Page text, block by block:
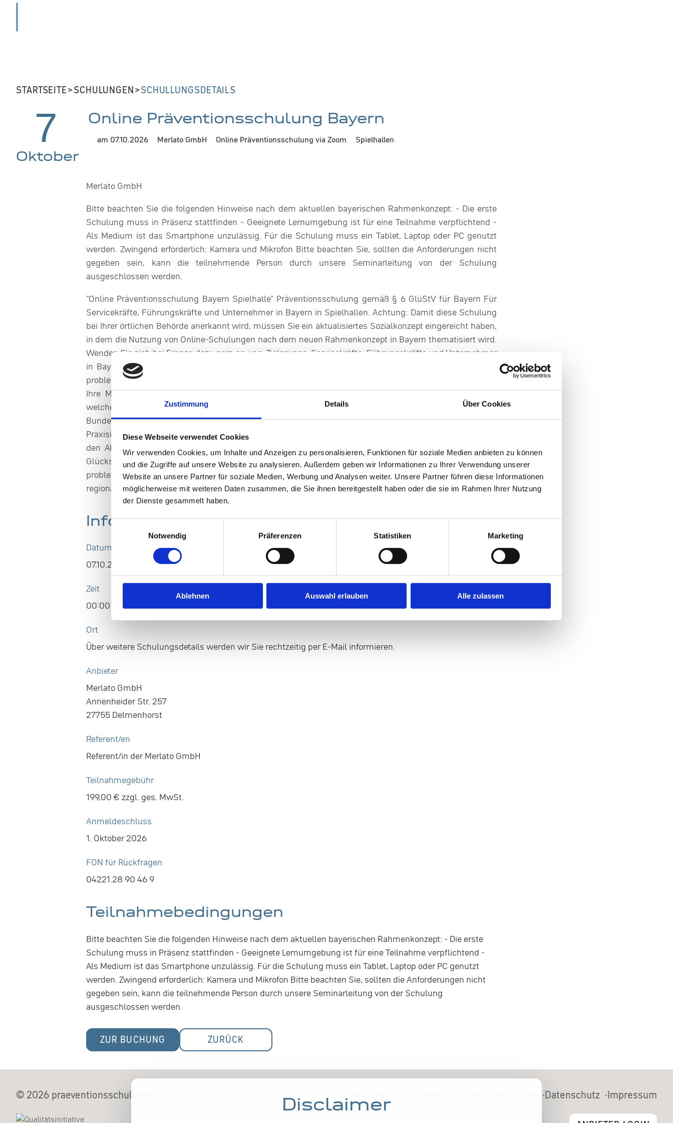
Zustimmung Details Über Cookies
Diese Webseite verwendet Cookies
Wir verwenden Cookies, um Inhalte und Anzeigen zu personalisieren, Funktionen für soziale Medien anbieten zu können
und die Zugriffe auf unsere Website zu analysieren. Außerdem geben wir Informationen zu Ihrer Verwendung unserer
Website an unsere Partner für soziale Medien, Werbung und Analysen weiter. Unsere Partner führen diese Informationen
möglicherweise mit weiteren Daten zusammen, die Sie ihnen bereitgestellt haben oder die sie im Rahmen Ihrer Nutzung
der Dienste gesammelt haben.
Einwilligungsauswahl
Notwendig
Präferenzen Statistiken Marketing
Ablehnen Auswahl erlauben Alle zulassen
STARTSEITE>SCHULUNGEN>SCHULLUNGSDETAILS
7
Oktober
Online Präventionsschulung Bayern
am 07.10.2026 Merlato GmbH Online Präventionsschulung via Zoom Spielhallen
Merlato GmbH
Bitte beachten Sie die folgenden Hinweise nach dem aktuellen bayerischen Rahmenkonzept: - Die erste
Schulung muss in Präsenz stattfinden - Geeignete Lernumgebung ist für eine Teilnahme verpflichtend -
Als Medium ist das Smartphone unzulässig. Für die Schulung muss ein Tablet, Laptop oder PC genutzt
werden. Zwingend erforderlich: Kamera und Mikrofon Bitte beachten Sie, sollten die Anforderungen nicht
gegeben sein, kann die teilnehmende Person durch unsere Seminarleitung von der Schulung
ausgeschlossen werden.
"Online Präventionsschulung Bayern Spielhalle" Präventionsschulung gemäß § 6 GlüStV für Bayern Für
Servicekräfte, Führungskräfte und Unternehmer in Bayern in Spielhallen. Achtung: Damit diese Schulung
bei Ihrer örtlichen Behörde anerkannt wird, müssen Sie ein aktualisiertes Sozialkonzept eingereicht haben,
in dem die Nutzung von Online-Schulungen nach dem neuen Rahmenkonzept in Bayern thematisiert wird.
Wenden Sie sich bei Fragen dazu gern an uns. Zielgruppe: Servicekräfte, Führungskräfte und Unternehmer
in Bayern Als Anbieter gewerblichen Glücksspiels müssen Ihre Mitarbeiter/innen in der Früherkennung
problematischen und pathologischen Spielverhaltens geschult sein. In den Präventionsschulungen lernen
Ihre Mitarbeiter/innen Grundlagen von Kommunikation, die richtige Ansprache gefährdeter Gäste und
welche Handlungsmöglichkeiten sie vor Ort haben. Sie erfahren mehr über die bundesweit sowie in Ihrem
Bundesland geltenden Gesetze, die den Rahmen für die Präventionsarbeit bilden. Mithilfe von
Praxisübungen wird die Theorie gefestigt und alle Teilnehmer/innen für das Thema sensibilisiert und für
den Alltag in der Spielhalle vorbereitet. Inhalte der Schulung: Gesetzliche Grundlagen Pathologisches
Glücksspiel – Entstehung, Ursache und Auswirkungen Handlungskompetenzen im Umgang mit
problematischen oder pathologischen Spielern Staatlich anerkannte Hilfeangebote – bundesweit und
regional
Informationen zur Schulung
Datum
07.10.2026
Zeit
00:00 Uhr - 00:00 Uhr
Ort
Über weitere Schulungsdetails werden wir Sie rechtzeitig per E-Mail informieren.
Anbieter
Merlato GmbH
Annenheider Str. 257
27755 Delmenhorst
Referent/en
Referent/in der Merlato GmbH
Teilnahmegebühr
199,00 € zzgl. ges. MwSt.
Anmeldeschluss
1. Oktober 2026
FON für Rückfragen
04221.28 90 46 9
Teilnahmebedingungen
Bitte beachten Sie die folgenden Hinweise nach dem aktuellen bayerischen Rahmenkonzept: - Die erste
Schulung muss in Präsenz stattfinden - Geeignete Lernumgebung ist für eine Teilnahme verpflichtend -
Als Medium ist das Smartphone unzulässig. Für die Schulung muss ein Tablet, Laptop oder PC genutzt
werden. Zwingend erforderlich: Kamera und Mikrofon Bitte beachten Sie, sollten die Anforderungen nicht
gegeben sein, kann die teilnehmende Person durch unsere Seminarleitung von der Schulung
ausgeschlossen werden.
ZUR BUCHUNG ZURÜCK
Disclaimer
© 2026 praeventionsschulungen.de Datenschutz Impressum